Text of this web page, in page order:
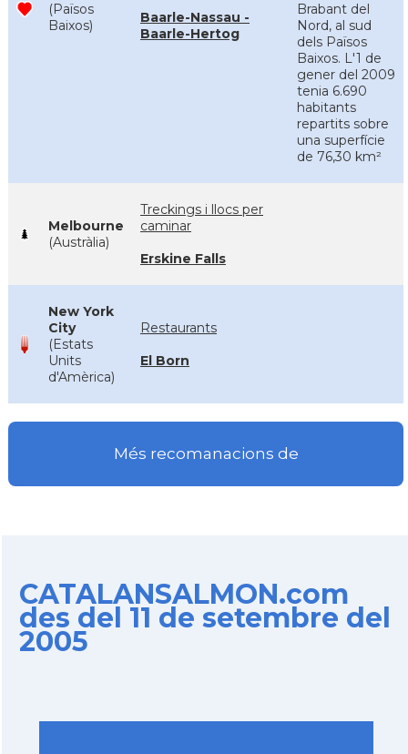
(Països
Baixos)
Baarle-Nassau -
Baarle-Hertog
Brabant del
Nord, al sud
dels Països
Baixos. L'1 de
gener del 2009
tenia 6.690
habitants
repartits sobre
una superfície
de 76,30 km²
Melbourne
(Austràlia)
Treckings i llocs per
caminar
Erskine Falls
New York
City
(Estats
Units
d'Amèrica)
Restaurants
El Born
Més recomanacions de
CATALANSALMON.com
des del 11 de setembre del
2005